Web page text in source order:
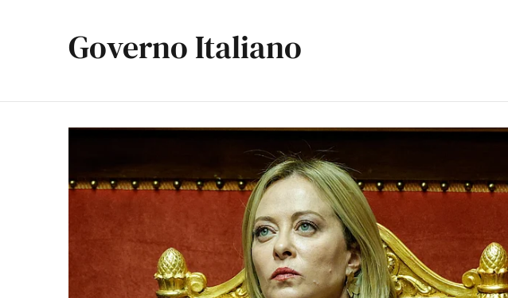
Governo Italiano